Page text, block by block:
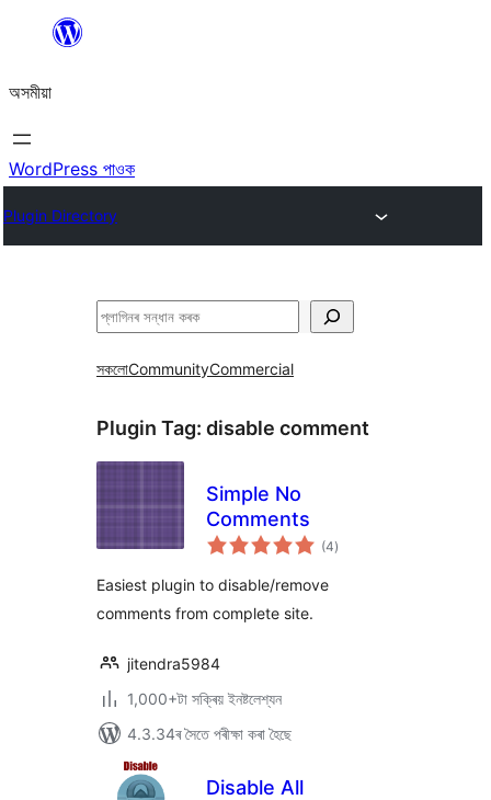
বিষয়বস্তুলৈ
যাওক
অসমীয়া
WordPress পাওক
Plugin Directory
সন্ধান
সকলোCommunityCommercial
Plugin Tag: disable comment
Simple No
Comments
(4টা
মুঠ)
Easiest plugin to disable/remove
comments from complete site.
jitendra5984
1,000+টা সক্ৰিয় ইনষ্টলেশ্যন
4.3.34ৰ সৈতে পৰীক্ষা কৰা হৈছে
Disable All